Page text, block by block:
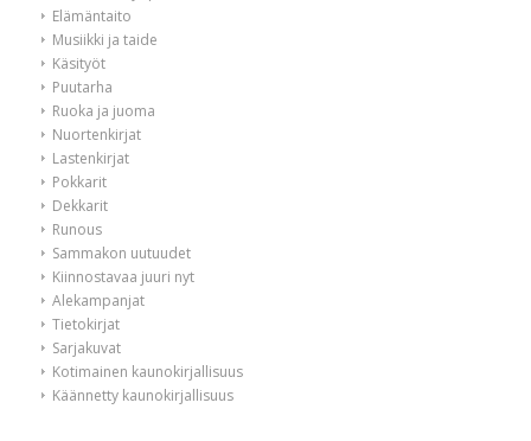
Elämäntaito
Musiikki ja taide
Käsityöt
Puutarha
Ruoka ja juoma
Nuortenkirjat
Lastenkirjat
Pokkarit
Dekkarit
Runous
Sammakon uutuudet
Kiinnostavaa juuri nyt
Alekampanjat
Tietokirjat
Sarjakuvat
Kotimainen kaunokirjallisuus
Käännetty kaunokirjallisuus